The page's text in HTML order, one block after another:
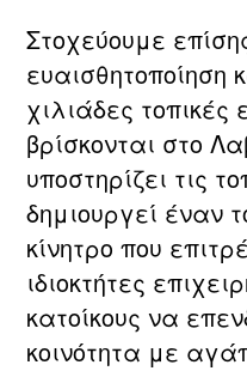
Στοχεύουμε
ευαισθητοποίηση
χιλιάδες τοπικές
βρίσκονται στο
υποστηρίζει τις
δημιουργεί έναν
κίνητρο που
ιδιοκτήτες
κατοίκους να
κοινότητα με